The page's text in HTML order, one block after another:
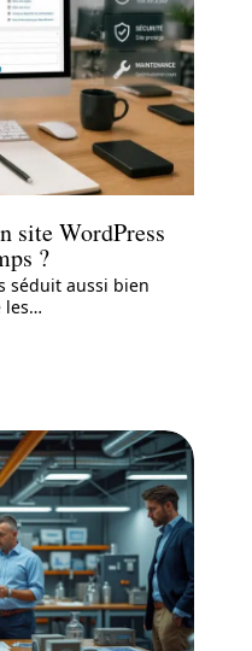
site WordPress
?
séduit aussi bien
les…